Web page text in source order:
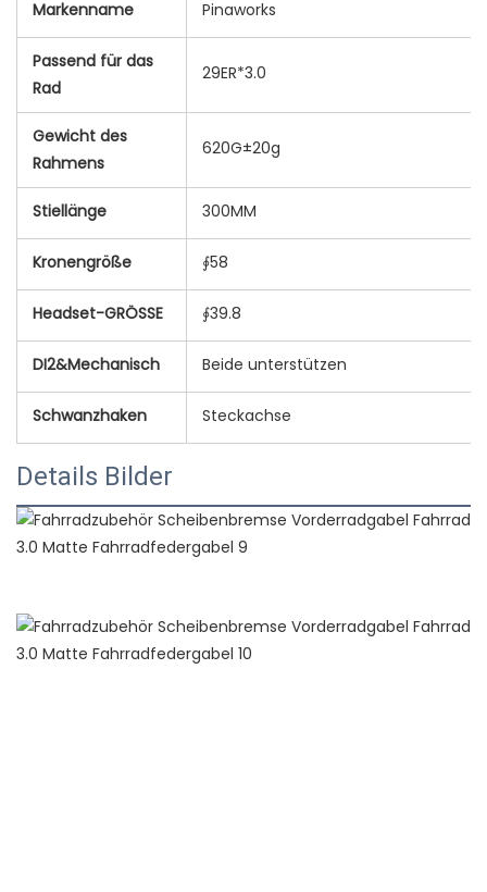
Markenname Pinaworks
Passend für das
Rad
29ER*3.0
Gewicht des
Rahmens
620G±20g
Stiellänge 300MM
Kronengröße ∮58
Headset-GRÖSSE ∮39.8
DI2&Mechanisch Beide unterstützen
Schwanzhaken Steckachse
Details Bilder